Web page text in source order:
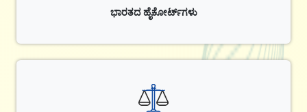
ಭಾರತದ ಹೈಕೋರ್ಟ್‌ಗಳು